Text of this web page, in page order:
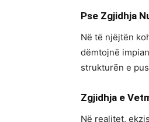
Pse Zgjidhja
Në të njëjtën
dëmtojnë
strukturën e
Zgjidhja e
Në realitet,